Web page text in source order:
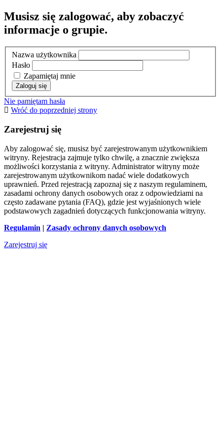
Musisz się zalogować, aby zobaczyć
informacje o grupie.
Nazwa użytkownika
Hasło
Zapamiętaj mnie
Nie pamiętam hasła
Wróć do poprzedniej strony
Zarejestruj się
Aby zalogować się, musisz być zarejestrowanym użytkownikiem
witryny. Rejestracja zajmuje tylko chwilę, a znacznie zwiększa
możliwości korzystania z witryny. Administrator witryny może
zarejestrowanym użytkownikom nadać wiele dodatkowych
uprawnień. Przed rejestracją zapoznaj się z naszym regulaminem,
zasadami ochrony danych osobowych oraz z odpowiedziami na
często zadawane pytania (FAQ), gdzie jest wyjaśnionych wiele
podstawowych zagadnień dotyczących funkcjonowania witryny.
Regulamin | Zasady ochrony danych osobowych
Zarejestruj się